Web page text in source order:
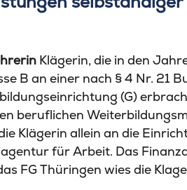
Klägerin, die in den
B an einer nach § 4 Nr. 21
(G)
beruflichen
Klägerin allein an die
für Arbeit. Das
FG Thüringen wies die